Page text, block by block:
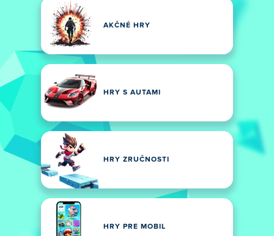
AKČNÉ HRY
HRY S AUTAMI
HRY ZRUČNOSTI
HRY PRE MOBIL